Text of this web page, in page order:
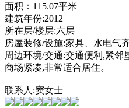
面积：115.07平米
建筑年份:2012
所在层/楼层:六层
房屋装修/设施:家具、水电气
周边环境/交通:交通便利,紧邻
商场紧凑,非常适合居住。
联系人:窦女士